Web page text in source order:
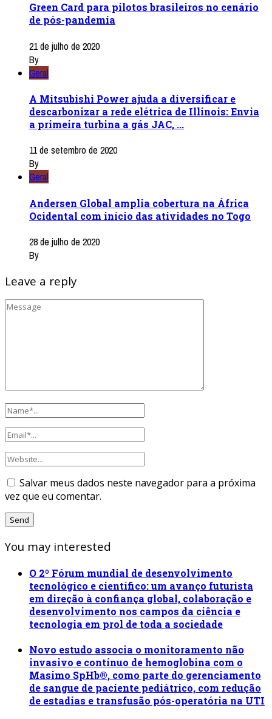
Green Card para pilotos brasileiros no cenário
de pós-pandemia
21 de julho de 2020
By
Geral
A Mitsubishi Power ajuda a diversificar e
descarbonizar a rede elétrica de Illinois: Envia
a primeira turbina a gás JAC, ...
11 de setembro de 2020
By
Geral
Andersen Global amplia cobertura na África
Ocidental com início das atividades no Togo
28 de julho de 2020
By
Leave a reply
Salvar meus dados neste navegador para a próxima
vez que eu comentar.
You may interested
O 2º Fórum mundial de desenvolvimento
tecnológico e científico: um avanço futurista
em direção à confiança global, colaboração e
desenvolvimento nos campos da ciência e
tecnologia em prol de toda a sociedade
Novo estudo associa o monitoramento não
invasivo e contínuo de hemoglobina com o
Masimo SpHb®, como parte do gerenciamento
de sangue de paciente pediátrico, com redução
de estadias e transfusão pós-operatória na UTI